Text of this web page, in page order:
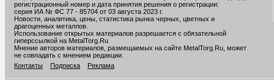
регистрационный номер и дата принятия решения о регистрации:
серия ИА № ФС 77 - 85704 от 03 августа 2023 г.
Новости, аналитика, цены, статистика рынка черных, цветных и
драгоценных металлов.
Использование открытых материалов разрешается с обязательной
гиперссылкой на MetalTorg.Ru
Мнение авторов материалов, размещаемых на сайте MetalTorg.Ru, может
не совпадать с мнением редакции.
Контакты
Подписка Реклама